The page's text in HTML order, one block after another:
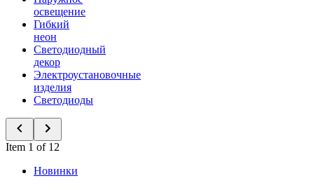
освещение
Гибкий
неон
Светодиодный
декор
Электроустановочные
изделия
Светодиоды
Item 1 of 12
Новинки